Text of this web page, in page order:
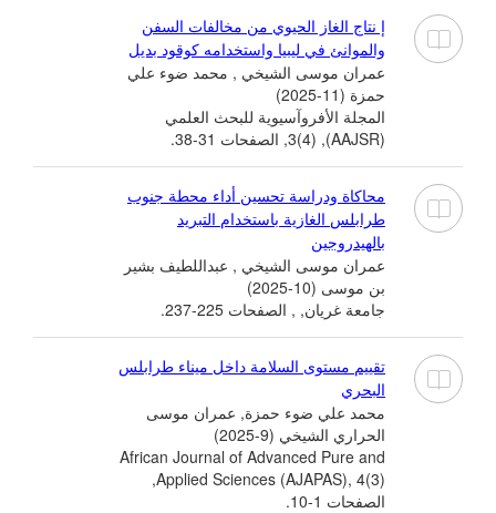
إ نتاج الغاز الحيوي من مخالفات السفن
والموانئ في ليبيا واستخدامه كوقود بديل
عمران موسى الشيخي , محمد ضوء علي
حمزة (11-2025)
المجلة الأفروآسيوية للبحث العلمي
(AAJSR), 3(4), الصفحات 31-38.
محاكاة ودراسة تحسين أداء محطة جنوب
طرابلس الغازية باستخدام التبريد
بالهيدروجين
عمران موسى الشيخي , عبداللطيف بشير
بن موسى (10-2025)
جامعة غريان, , الصفحات 225-237.
تقييم مستوى السلامة داخل ميناء طرابلس
البحري
محمد علي ضوء حمزة, عمران موسى
الحراري الشيخي (9-2025)
African Journal of Advanced Pure and
Applied Sciences (AJAPAS), 4(3),
الصفحات 1-10.